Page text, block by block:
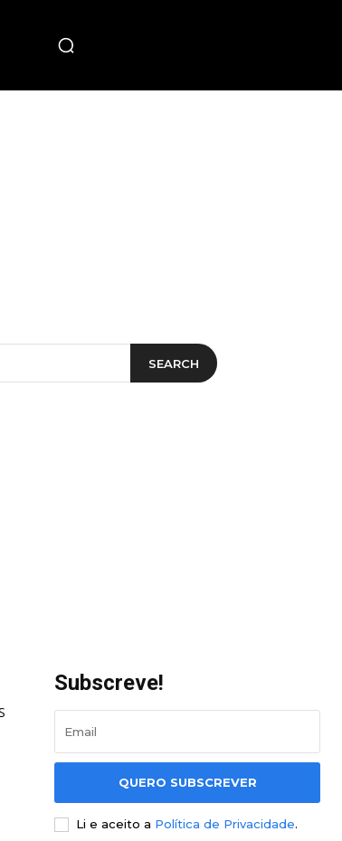
SEARCH
Subscreve!
QUERO SUBSCREVER
Li e aceito a Política de Privacidade.